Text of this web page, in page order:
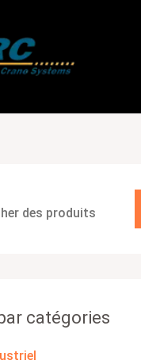
catégories